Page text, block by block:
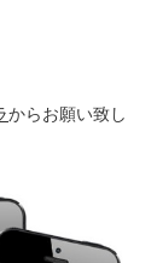
からお願い致し